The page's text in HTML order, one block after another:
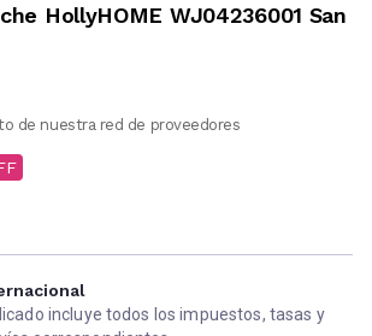
HollyHOME WJ04236001 San
de nuestra red de proveedores
incluye todos los impuestos, tasas y